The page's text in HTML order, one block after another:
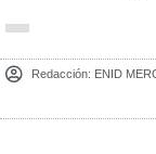
Redacción: ENID